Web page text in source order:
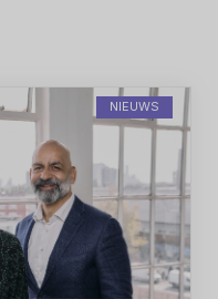
NIEUWS